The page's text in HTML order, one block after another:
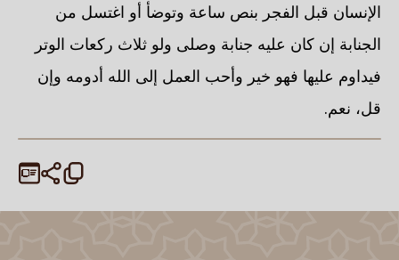
الإنسان قبل الفجر بنص ساعة وتوضأ أو اغتسل من
الجنابة إن كان عليه جنابة وصلى ولو ثلاث ركعات الوتر
فيداوم عليها فهو خير وأحب العمل إلى الله أدومه وإن
قل، نعم.